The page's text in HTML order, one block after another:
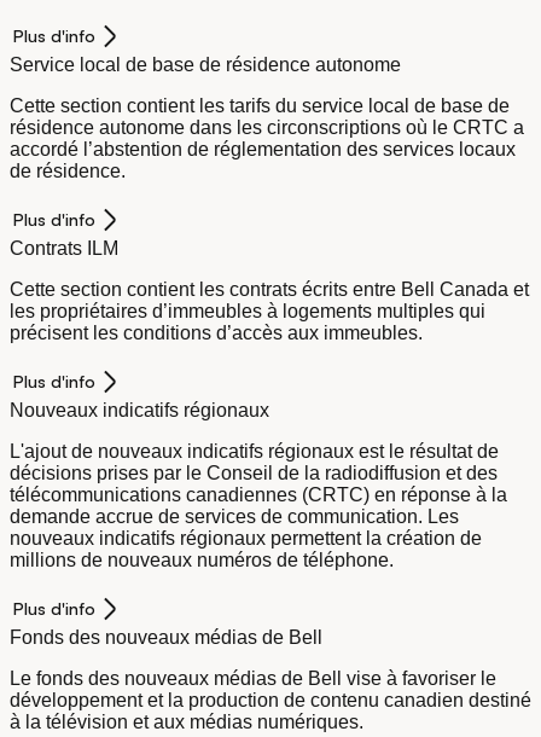
Plus d'info
Service local de base de résidence autonome
Cette section contient les tarifs du service local de base de
résidence autonome dans les circonscriptions où le CRTC a
accordé l’abstention de réglementation des services locaux
de résidence.
Plus d'info
Contrats ILM
Cette section contient les contrats écrits entre Bell Canada et
les propriétaires d’immeubles à logements multiples qui
précisent les conditions d’accès aux immeubles.
Plus d'info
Nouveaux indicatifs régionaux
L'ajout de nouveaux indicatifs régionaux est le résultat de
décisions prises par le Conseil de la radiodiffusion et des
télécommunications canadiennes (CRTC) en réponse à la
demande accrue de services de communication. Les
nouveaux indicatifs régionaux permettent la création de
millions de nouveaux numéros de téléphone.
Plus d'info
Fonds des nouveaux médias de Bell
Le fonds des nouveaux médias de Bell vise à favoriser le
développement et la production de contenu canadien destiné
à la télévision et aux médias numériques.